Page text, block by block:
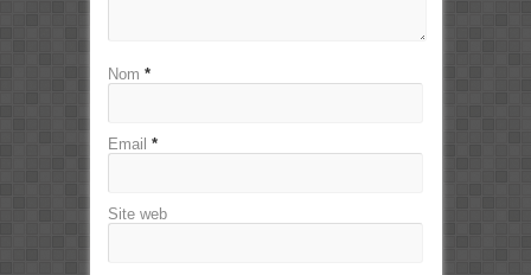
Nom *
Email *
Site web